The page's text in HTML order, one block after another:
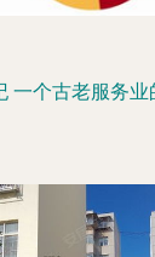
一个古老服务